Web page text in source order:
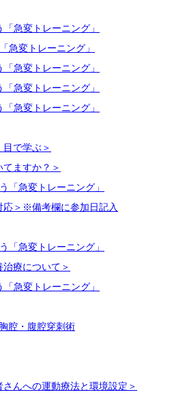
急変トレーニング」
急変トレーニング」
急変トレーニング」
急変トレーニング」
急変トレーニング」
で学ぶ＞
ますか？＞
「急変トレーニング」
＞※備考欄に参加日記入
「急変トレーニング」
療について＞
急変トレーニング」
腔・腹腔穿刺術
んへの運動療法と環境設定＞